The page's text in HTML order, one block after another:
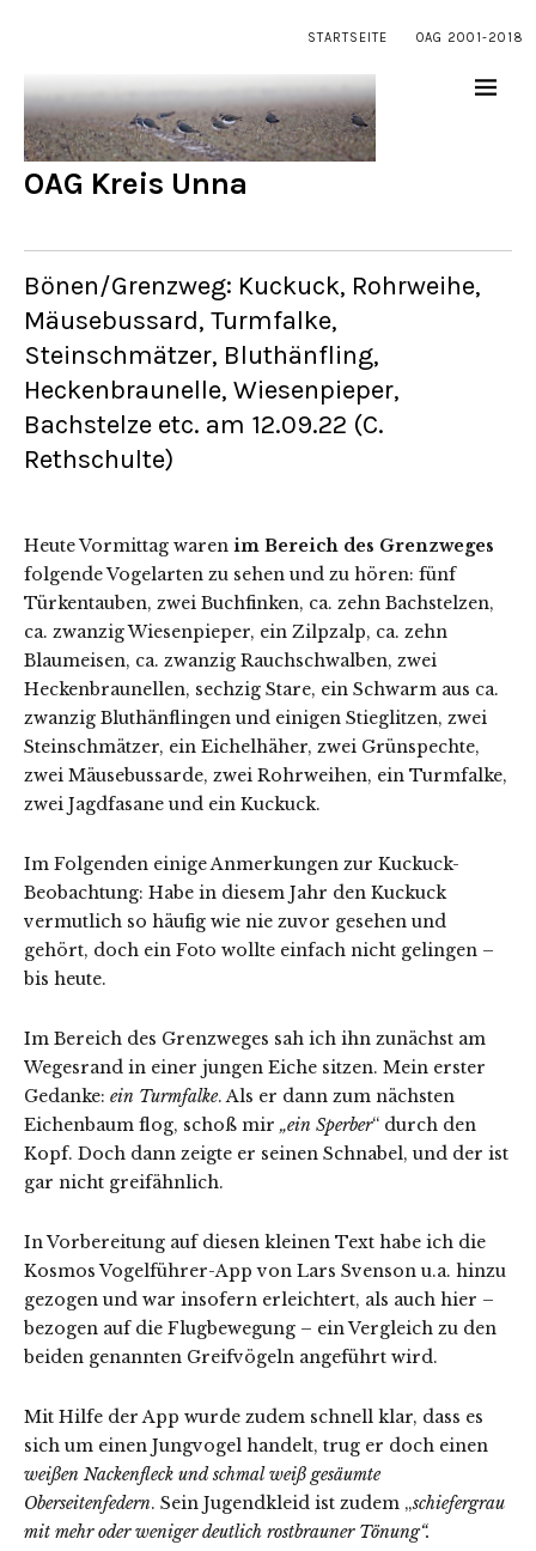
STARTSEITE OAG 2001-2018
OAG Kreis Unna
Bönen/Grenzweg: Kuckuck, Rohrweihe,
Mäusebussard, Turmfalke,
Steinschmätzer, Bluthänfling,
Heckenbraunelle, Wiesenpieper,
Bachstelze etc. am 12.09.22 (C.
Rethschulte)
Heute Vormittag waren im Bereich des Grenzweges
folgende Vogelarten zu sehen und zu hören: fünf
Türkentauben, zwei Buchfinken, ca. zehn Bachstelzen,
ca. zwanzig Wiesenpieper, ein Zilpzalp, ca. zehn
Blaumeisen, ca. zwanzig Rauchschwalben, zwei
Heckenbraunellen, sechzig Stare, ein Schwarm aus ca.
zwanzig Bluthänflingen und einigen Stieglitzen, zwei
Steinschmätzer, ein Eichelhäher, zwei Grünspechte,
zwei Mäusebussarde, zwei Rohrweihen, ein Turmfalke,
zwei Jagdfasane und ein Kuckuck.
Im Folgenden einige Anmerkungen zur Kuckuck-
Beobachtung: Habe in diesem Jahr den Kuckuck
vermutlich so häufig wie nie zuvor gesehen und
gehört, doch ein Foto wollte einfach nicht gelingen –
bis heute.
Im Bereich des Grenzweges sah ich ihn zunächst am
Wegesrand in einer jungen Eiche sitzen. Mein erster
Gedanke: ein Turmfalke. Als er dann zum nächsten
Eichenbaum flog, schoß mir „ein Sperber“ durch den
Kopf. Doch dann zeigte er seinen Schnabel, und der ist
gar nicht greifähnlich.
In Vorbereitung auf diesen kleinen Text habe ich die
Kosmos Vogelführer-App von Lars Svenson u.a. hinzu
gezogen und war insofern erleichtert, als auch hier –
bezogen auf die Flugbewegung – ein Vergleich zu den
beiden genannten Greifvögeln angeführt wird.
Mit Hilfe der App wurde zudem schnell klar, dass es
sich um einen Jungvogel handelt, trug er doch einen
weißen Nackenfleck und schmal weiß gesäumte
Oberseitenfedern. Sein Jugendkleid ist zudem „schiefergrau
mit mehr oder weniger deutlich rostbrauner Tönung“.